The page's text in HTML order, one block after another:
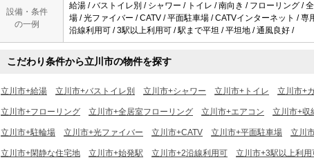
設備・条件
の一例
給湯 / バストイレ別 / シャワー / トイレ / 南向き / フローリング /
場 / 光ファイバー / CATV / 平面駐車場 / CATVインターネット /
沿線利用可 / 3駅以上利用可 / 駅まで平坦 / 平坦地 / 通風良好 /
こだわり条件から立川市の物件を探す
立川市+給湯 立川市+バストイレ別 立川市+シャワー 立川市+トイレ 立川市+
立川市+フローリング 立川市+全居室フローリング 立川市+エアコン 立川市+収
立川市+駐輪場 立川市+光ファイバー 立川市+CATV 立川市+平面駐車場 立川
立川市+閑静な住宅地 立川市+始発駅 立川市+2沿線利用可 立川市+3駅以上利用